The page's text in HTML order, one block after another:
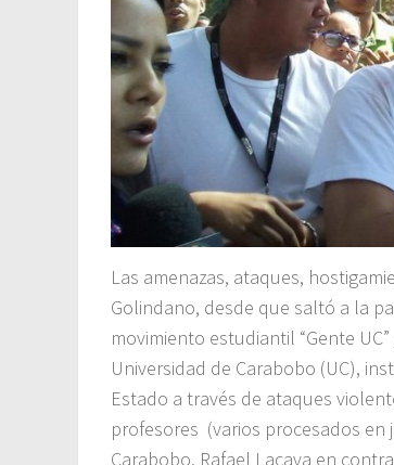
Las amenazas, ataques,
Golindano, desde que saltó a la
movimiento estudiantil “Gente
Universidad de Carabobo (UC),
Estado a través de ataques
profesores (varios procesados
Carabobo, Rafael Lacava en